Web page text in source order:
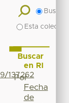
137262
Buscar
Esta
Buscar
en RI
Por
Fecha
de